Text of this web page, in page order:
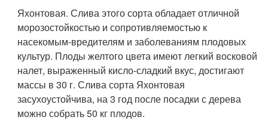
Яхонтовая. Слива этого сорта обладает отличной
морозостойкостью и сопротивляемостью к
насекомым-вредителям и заболеваниям плодовых
культур. Плоды желтого цвета имеют легкий восковой
налет, выраженный кисло-сладкий вкус, достигают
массы в 30 г. Слива сорта Яхонтовая
засухоустойчива, на 3 год после посадки с дерева
можно собрать 50 кг плодов.